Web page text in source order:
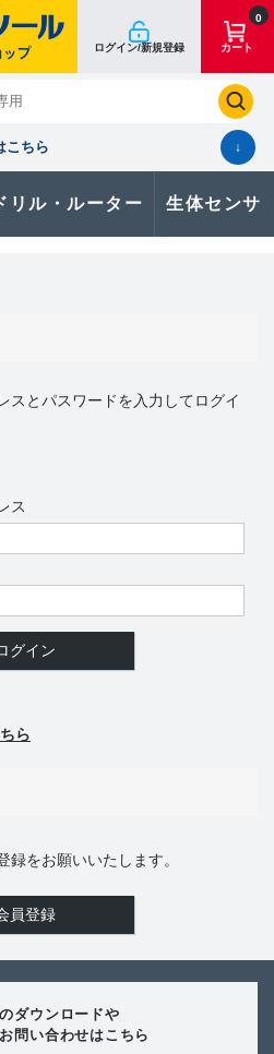
ログイン/新規登録
0
カート
こちら ↓
リル・ルーター 生体センサ
クオーダー 購入履歴
問い合わせはこちら
ス とパスワードを入力してログイ
ス
ら
録をお願いいたします。
ダウンロードや
問い合わせはこちら